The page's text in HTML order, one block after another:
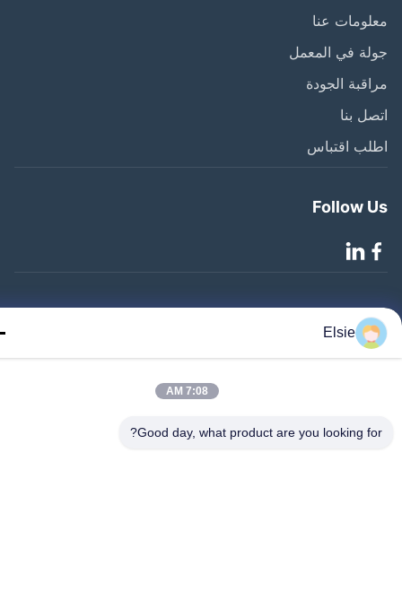
عنا
في المعمل
الجودة
بنا
اقتباس
Follow
Elsie
7:08 AM
Good day, what product are you looking